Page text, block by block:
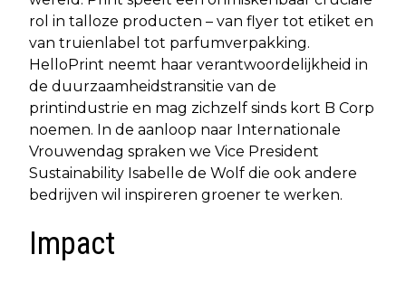
rol in talloze producten – van flyer tot etiket en
van truienlabel tot parfumverpakking.
HelloPrint neemt haar verantwoordelijkheid in
de duurzaamheidstransitie van de
printindustrie en mag zichzelf sinds kort B Corp
noemen. In de aanloop naar Internationale
Vrouwendag spraken we Vice President
Sustainability Isabelle de Wolf die ook andere
bedrijven wil inspireren groener te werken.
Impact